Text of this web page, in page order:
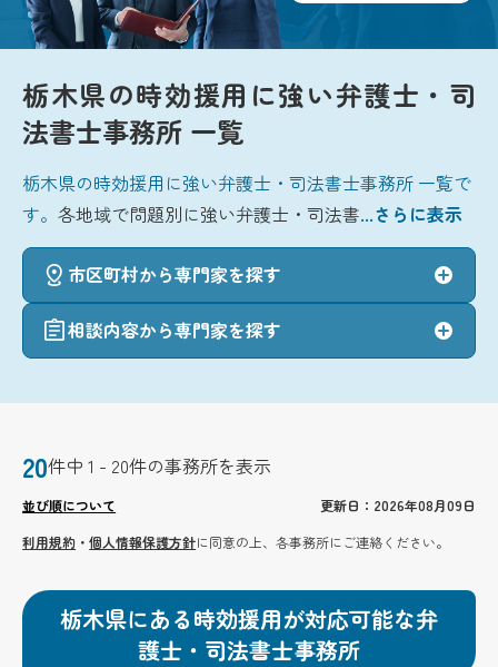
栃木県の時効援用に強い弁護士・司
法書士事務所 一覧
栃木県の時効援用に強い弁護士・司法書士事務所 一覧で
す。各地域で問題別に強い弁護士・司法書...さらに表示
市区町村から専門家を探す
相談内容から専門家を探す
20件中 1 - 20件の事務所を表示
並び順について
更新日：2026年08月09日
利用規約 ・個人情報保護方針に同意の上、各事務所にご連絡ください。
栃木県にある時効援用が対応可能な弁
護士・司法書士事務所